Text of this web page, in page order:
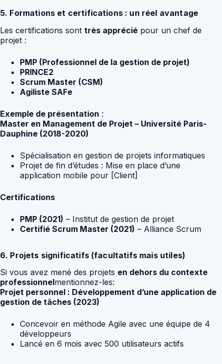
5. Formations et certifications : un réel avantage
Les certifications sont très apprécié pour un chef de
projet :
PMP (Professionnel de la gestion de projet)
PRINCE2
Scrum Master (CSM)
Agiliste SAFe
Exemple de présentation :
Master en Management de Projet – Université Paris-
Dauphine (2018-2020)
Spécialisation en gestion de projets informatiques
Projet de fin d’études : Mise en place d’une
application mobile pour [Client]
Certifications
PMP (2021) – Institut de gestion de projet
Certifié Scrum Master (2021) – Alliance Scrum
6. Projets significatifs (facultatifs mais utiles)
Si vous avez mené des projets en dehors du contexte
professionnelmentionnez-les:
Projet personnel : Développement d’une application de
gestion de tâches (2023)
Concevoir en méthode Agile avec une équipe de 4
développeurs
Lancé en 6 mois avec 500 utilisateurs actifs